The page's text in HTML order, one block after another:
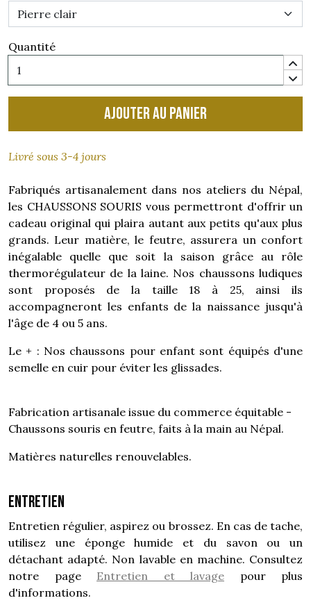
Quantité
Ajouter au panier
Livré sous 3-4 jours
Fabriqués artisanalement dans nos ateliers du Népal,
les CHAUSSONS SOURIS vous permettront d'offrir un
cadeau original qui plaira autant aux petits qu'aux plus
grands. Leur matière, le feutre, assurera un confort
inégalable quelle que soit la saison grâce au rôle
thermorégulateur de la laine. Nos chaussons ludiques
sont proposés de la taille 18 à 25, ainsi ils
accompagneront les enfants de la naissance jusqu'à
l'âge de 4 ou 5 ans.
Le + : Nos chaussons pour enfant sont équipés d'une
semelle en cuir pour éviter les glissades.
Fabrication artisanale issue du commerce équitable -
Chaussons souris en feutre, faits à la main au Népal.
Matières naturelles renouvelables.
Entretien
Entretien régulier, aspirez ou brossez. En cas de tache,
utilisez une éponge humide et du savon ou un
détachant adapté. Non lavable en machine. Consultez
notre page Entretien et lavage pour plus
d'informations.